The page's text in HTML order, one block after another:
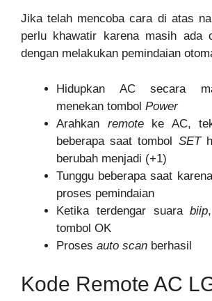
Jika telah mencoba cara di atas
perlu khawatir karena masih ada
dengan melakukan pemindaian
Hidupkan AC secara
menekan tombol Power
Arahkan remote ke AC,
beberapa saat tombol SET
berubah menjadi (+1)
Tunggu beberapa saat
proses pemindaian
Ketika terdengar suarabiip
tombol OK
Proses auto scan berhasil
Kode Remote AC